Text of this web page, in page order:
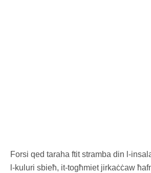
Forsi qed taraha ftit stramba din l-
l-kuluri sbieħ, it-togħmiet jirkaċċaw